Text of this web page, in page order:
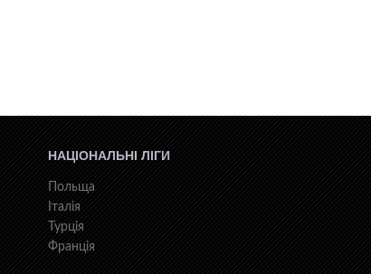
НАЦІОНАЛЬНІ ЛІГИ
Польща
Італія
Турція
Франція